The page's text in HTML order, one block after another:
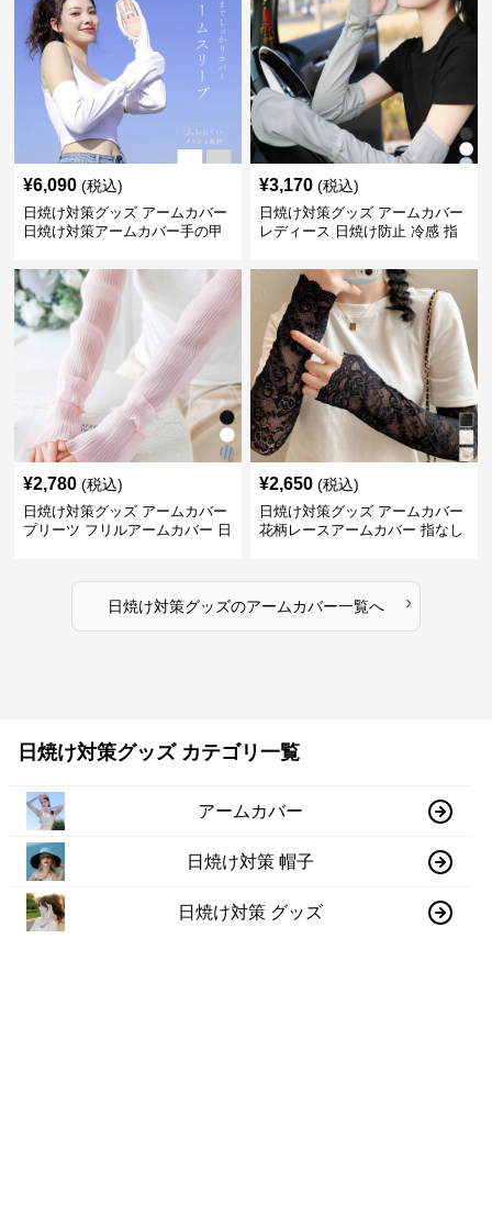
¥6,090 (税込)
日焼け対策グッズ アームカバー
日焼け対策アームカバー手の甲
¥3,170 (税込)
日焼け対策グッズ アームカバー
レディース 日焼け防止 冷感 指
¥2,780 (税込)
日焼け対策グッズ アームカバー
プリーツ フリルアームカバー 日
¥2,650 (税込)
日焼け対策グッズ アームカバー
花柄レースアームカバー 指なし
日焼け対策グッズのアームカバー一覧へ ›
日焼け対策グッズ カテゴリ一覧
アームカバー
日焼け対策 帽子
日焼け対策 グッズ